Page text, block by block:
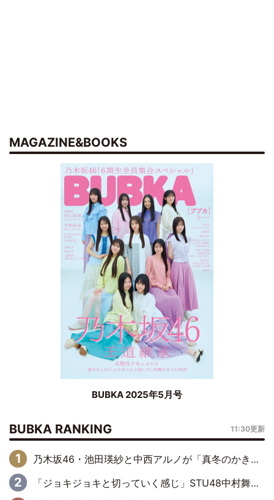
MAGAZINE&BOOKS
BUBKA 2025年5月号
BUBKA RANKING 11:30更新
乃木坂46・池田瑛紗と中西アルノが「真冬のかき氷」騒動で火花散らす！ 因縁の裏にあるのは、逆境をともに“凌”ぐ似た者同士の絆
「ジョキジョキと切っていく感じ」STU48中村舞、新しい挑戦は自らの手で